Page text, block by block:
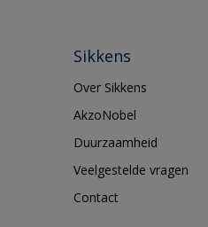
Sikkens
Over Sikkens
AkzoNobel
Duurzaamheid
Veelgestelde vragen
Contact